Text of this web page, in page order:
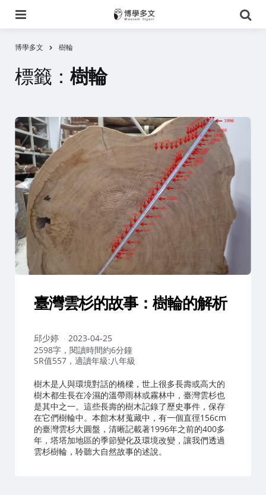
尋
博學多文 樹輪
標籤： 樹輪
臺灣雲杉的故事：樹輪的解析
作
者：
邱少婷
2023-04-25
2598字，閱讀時間約6分鐘
SR值557，適讀年級:八年級
樹木是人與環境對話的橋樑，世上很多長壽或高大的
樹木都生長在冷濕的溫帶雨林或霧林中，臺灣雲杉也
是其中之一。這些長壽的樹木記錄了歷史事件，保存
在它們樹輪中。本館木材蒐藏中，有一個直徑156cm
的臺灣雲杉大圓盤，清晰記載著1996年之前的400多
年，塔塔加地區的季節變化及環境改變，讓我們透過
雲杉樹輪，聆聽大自然故事的述說。